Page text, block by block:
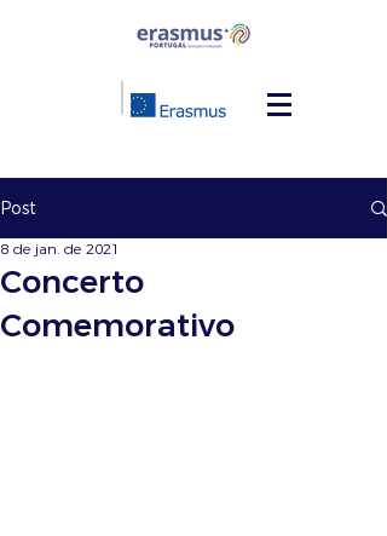
Post
Concerto
Comemorativo
8 de jan. de 2021